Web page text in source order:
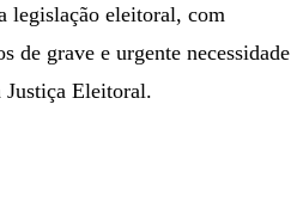
legislação eleitoral, com
de grave e urgente necessidade
Justiça Eleitoral.